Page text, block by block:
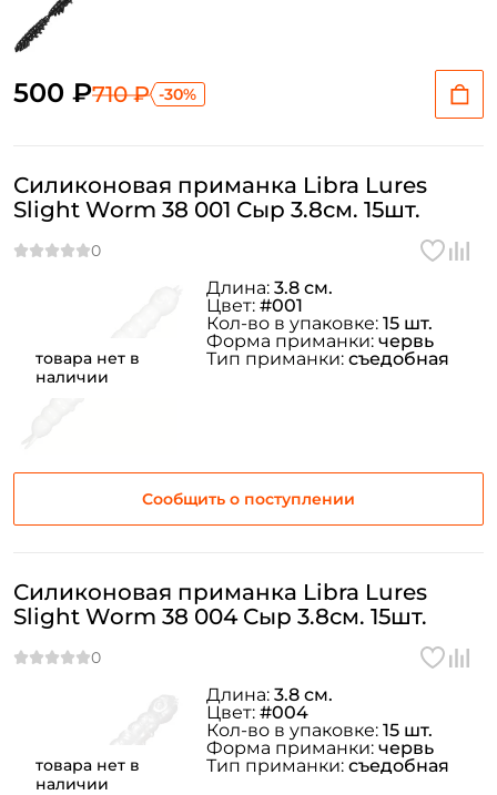
500 ₽710 ₽ -30%
товара нет в
наличии
Силиконовая приманка Libra Lures
Slight Worm 38 001 Сыр 3.8см. 15шт.
Сообщить о поступлении
Длина: 3.8 см.
Цвет: #001
Кол-во в упаковке: 15 шт.
Форма приманки: червь
Тип приманки: съедобная
товара нет в
наличии
Силиконовая приманка Libra Lures
Slight Worm 38 004 Сыр 3.8см. 15шт.
Длина: 3.8 см.
Цвет: #004
Кол-во в упаковке: 15 шт.
Форма приманки: червь
Тип приманки: съедобная